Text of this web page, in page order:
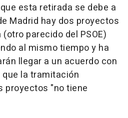
esta retirada se debe a
Madrid hay dos proyectos
parecido del PSOE)
al mismo tiempo y ha
llegar a un acuerdo con
la tramitación
proyectos "no tiene